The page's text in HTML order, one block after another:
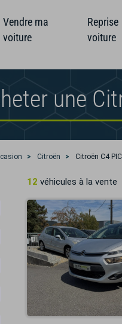
Vendre ma
voiture
Reprise
voiture
une
Citroën Citroën C4
12 véhicules à la vente